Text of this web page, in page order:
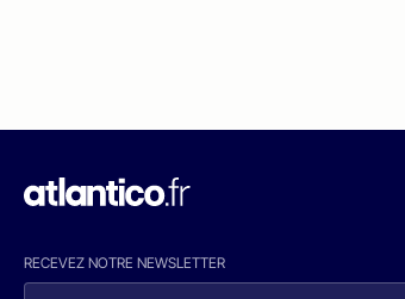
RECEVEZ NOTRE NEWSLETTER